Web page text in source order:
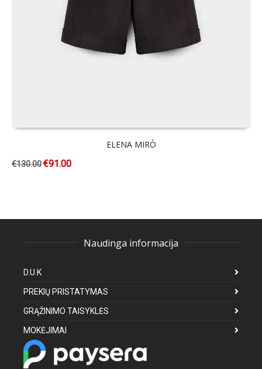
ELENA MIRÒ
€130.00€91.00
Naudinga informacija
D.U.K
PREKIŲ PRISTATYMAS
GRĄŽINIMO TAISYKLĖS
MOKĖJIMAI